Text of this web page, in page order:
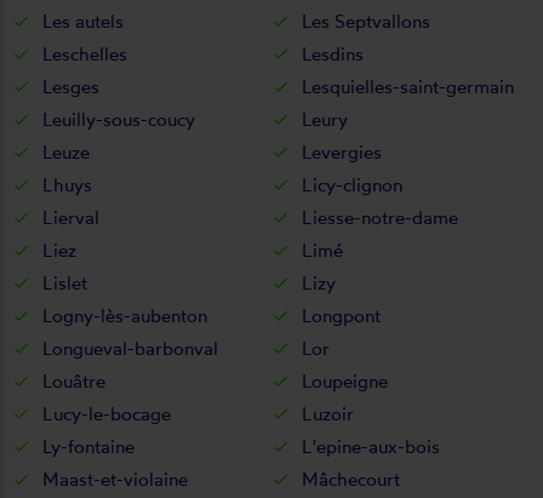
Les autels
Les Septvallons
Leschelles
Lesdins
Lesges
Lesquielles-saint-germain
Leuilly-sous-coucy
Leury
Leuze
Levergies
Lhuys
Licy-clignon
Lierval
Liesse-notre-dame
Liez
Limé
Lislet
Lizy
Logny-lès-aubenton
Longpont
Longueval-barbonval
Lor
Louâtre
Loupeigne
Lucy-le-bocage
Luzoir
Ly-fontaine
L'epine-aux-bois
Maast-et-violaine
Mâchecourt